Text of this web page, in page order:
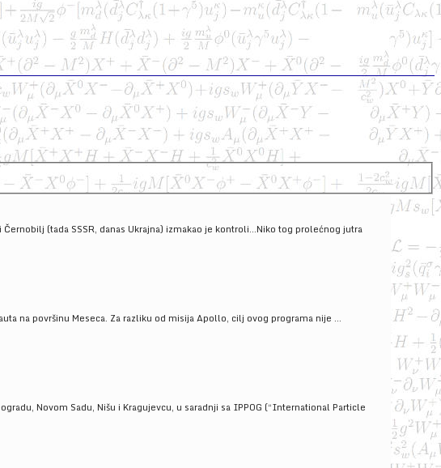
(tada SSSR, danas Ukrajna) izmakao je kontroli...Niko tog prolećnog jutra
na površinu Meseca. Za razliku od misija Apollo, cilj ovog programa nije ...
Novom Sadu, Nišu i Kragujevcu, u saradnji sa IPPOG (“International Particle